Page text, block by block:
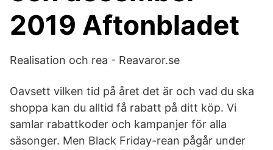
2019 Aftonbladet
Realisation och rea - Reavaror.se
Oavsett vilken tid på året det är och vad du ska
shoppa kan du alltid få rabatt på ditt köp. Vi
samlar rabattkoder och kampanjer för alla
säsonger. Men Black Friday-rean pågår under